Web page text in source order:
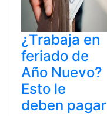
¿Trabaja en
feriado de
Año Nuevo?
Esto le
deben pagar